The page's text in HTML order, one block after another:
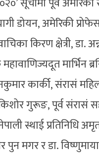
डोयन, अमेरिकी
किरण क्षेत्री, डा.
मार्भिन
कार्की, संरासं
किशोर गुरूङ, पूर्व
स्थाई प्रतिनिधि
पुन मगर र डा.